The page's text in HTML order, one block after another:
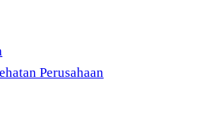
Perusahaan